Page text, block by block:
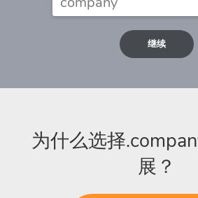
继续
为什么选择
展？